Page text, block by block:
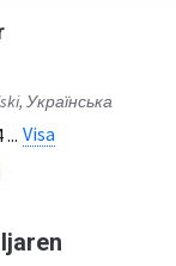
Українська
Visa